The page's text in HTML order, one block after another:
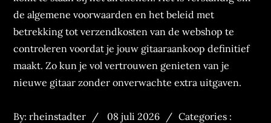
de algemene voorwaarden en het beleid met
betrekking tot verzendkosten van de webshop te
controleren voordat je jouw gitaaraankoop definitief
maakt. Zo kun je vol vertrouwen genieten van je
nieuwe gitaar zonder onverwachte extra uitgaven.
By:rheinstadter
Posted
08 juli 2026
Categories
Categories :